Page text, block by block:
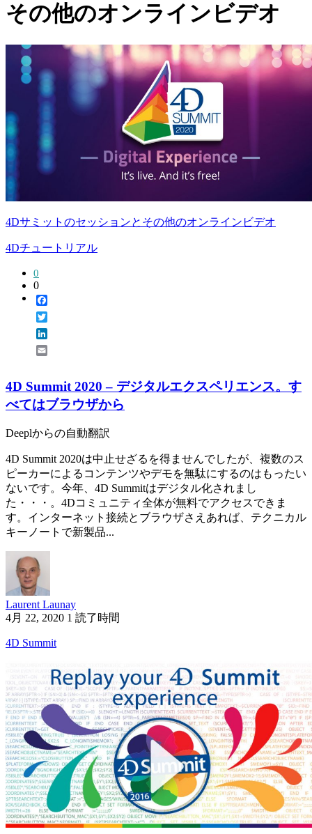
その他のオンラインビデオ
4Dサミットのセッションとその他のオンラインビデオ
4Dチュートリアル
0
0
4D Summit 2020 – デジタルエクスペリエンス。す
べてはブラウザから
Deeplからの自動翻訳
4D Summit 2020は中止せざるを得ませんでしたが、複数のス
ピーカーによるコンテンツやデモを無駄にするのはもったい
ないです。今年、4D Summitはデジタル化されまし
た・・・。4Dコミュニティ全体が無料でアクセスできま
す。インターネット接続とブラウザさえあれば、テクニカル
キーノートで新製品...
Laurent Launay
4月 22, 2020 1 読了時間
4D Summit